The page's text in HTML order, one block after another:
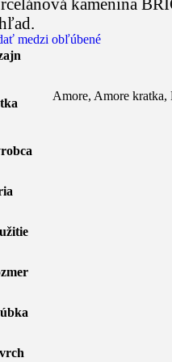
kamenina
medzi obľúbené
Amore, Amore kratka,